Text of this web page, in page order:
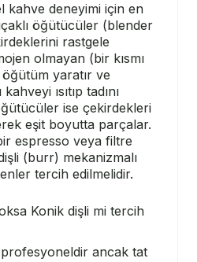
kahve deneyimi için en
öğütücüler (blender
rastgele
olmayan (bir kısmı
yaratır ve
ısıtıp tadını
ise çekirdekleri
eşit boyutta parçalar.
espresso veya filtre
(burr) mekanizmalı
tercih edilmelidir.
Konik dişli mi tercih
ancak tat